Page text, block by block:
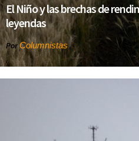
El Niño y las brechas de
leyendas
PorColumnistas